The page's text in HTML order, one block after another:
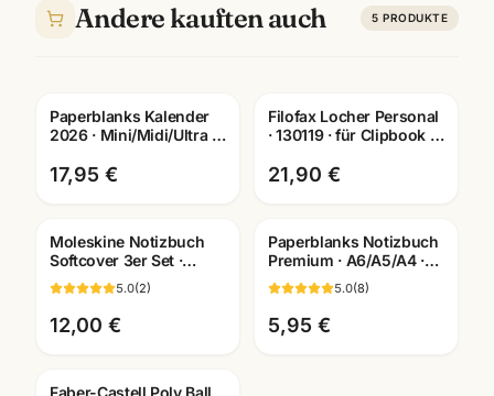
Andere kauften auch 5 PRODUKTE
Paperblanks Kalender
2026 · Mini/Midi/Ultra ·
Jahresplaner
17,95 €
Filofax Locher Personal
· 130119 · für Clipbook +
Bürobedarf Mannheim
21,90 €
Moleskine Notizbuch
Softcover 3er Set ·
Pocket/Large/XL ·
Premium Qualität
5.0(2)
12,00 €
Paperblanks Notizbuch
Premium · A6/A5/A4 ·
Schulbedarf Mannheim
5.0(8)
5,95 €
Faber-Castell Poly Ball